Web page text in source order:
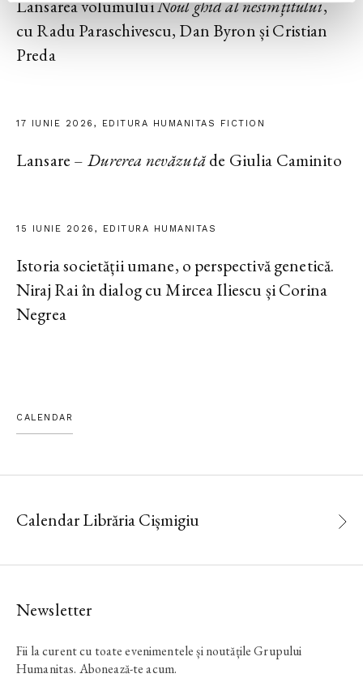
Lansarea volumuluiNoul ghid al nesimțitului,
cu Radu Paraschivescu, Dan Byron și Cristian
Preda
17 IUNIE 2026, EDITURA HUMANITAS FICTION
Lansare – Durerea nevăzutăde Giulia Caminito
15 IUNIE 2026, EDITURA HUMANITAS
Istoria societății umane, o perspectivă genetică.
Niraj Rai în dialog cu Mircea Iliescu și Corina
Negrea
CALENDAR
Calendar Librăria Cișmigiu
Newsletter
Fii la curent cu toate evenimentele și noutățile Grupului
Humanitas. Abonează-te acum.